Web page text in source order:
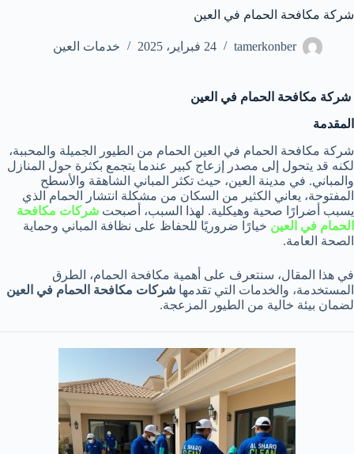
شركة مكافحة الحمام في العين
tamerkonber 24 فبراير، 2025 خدمات العين
شركة مكافحة الحمام في العين
المقدمة
شركة مكافحة الحمام في العين الحمام من الطيور الجميلة والمحببة،
لكنه قد يتحول إلى مصدر إزعاج كبير عندما يتجمع بكثرة حول المنازل
والمباني. في مدينة العين، حيث تكثر المباني الشاهقة والأسطح
المفتوحة، يعاني الكثير من السكان من مشكلة انتشار الحمام الذي
يسبب أضرارًا صحية وهيكلية. لهذا السبب، أصبحت شركات مكافحة
الحمام في العين خيارًا ضروريًا للحفاظ على نظافة المباني وحماية
الصحة العامة.
في هذا المقال، سنتعرف على أهمية مكافحة الحمام، الطرق
المستخدمة، والخدمات التي تقدمها شركات مكافحة الحمام في العين
لضمان بيئة خالية من الطيور المزعجة.